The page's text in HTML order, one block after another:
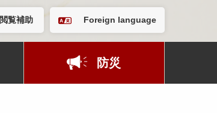
閲覧補助 Foreign language
防災